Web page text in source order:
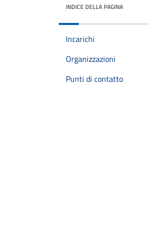
INDICE DELLA PAGINA
Incarichi
Organizzazioni
Punti di contatto